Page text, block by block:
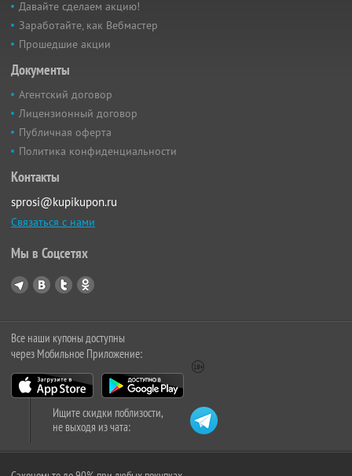
Давайте сделаем акцию!
Заработайте, как Вебмастер
Прошедшие акции
Документы
Агентский договор
Лицензионный договор
Публичная оферта
Политика конфиденциальности
Контакты
sprosi@kupikupon.ru
Связаться с нами
Мы в Соцсетях
Все наши купоны доступны
через Мобильное Приложение:
Ищите скидки поблизости,
не выходя из чата: